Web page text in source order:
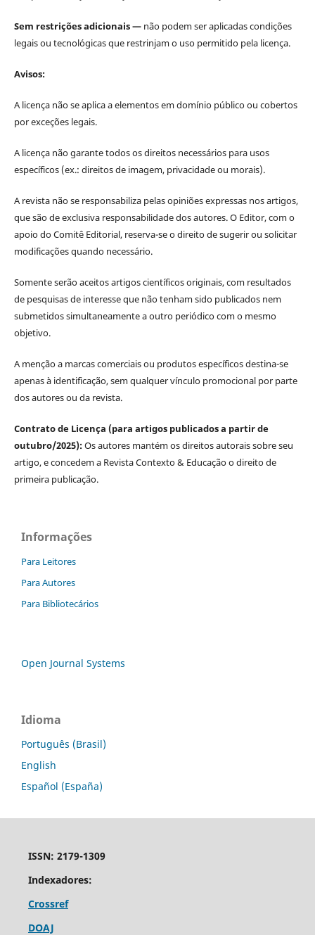
Sem restrições adicionais — não podem ser aplicadas condições
legais ou tecnológicas que restrinjam o uso permitido pela licença.
Avisos:
A licença não se aplica a elementos em domínio público ou cobertos
por exceções legais.
A licença não garante todos os direitos necessários para usos
específicos (ex.: direitos de imagem, privacidade ou morais).
A revista não se responsabiliza pelas opiniões expressas nos artigos,
que são de exclusiva responsabilidade dos autores. O Editor, com o
apoio do Comitê Editorial, reserva-se o direito de sugerir ou solicitar
modificações quando necessário.
Somente serão aceitos artigos científicos originais, com resultados
de pesquisas de interesse que não tenham sido publicados nem
submetidos simultaneamente a outro periódico com o mesmo
objetivo.
A menção a marcas comerciais ou produtos específicos destina-se
apenas à identificação, sem qualquer vínculo promocional por parte
dos autores ou da revista.
Contrato de Licença (para artigos publicados a partir de
outubro/2025):Os autores mantém os direitos autorais sobre seu
artigo, e concedem a Revista Contexto & Educação o direito de
primeira publicação.
Informações
Para Leitores
Para Autores
Para Bibliotecários
Open Journal Systems
Idioma
Português (Brasil)
English
Español (España)
ISSN: 2179-1309
Indexadores:
Crossref
DOAJ